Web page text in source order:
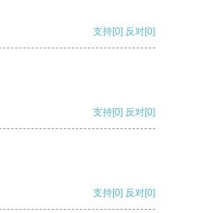
支持[0] 反对[0]
支持[0] 反对[0]
支持[0] 反对[0]